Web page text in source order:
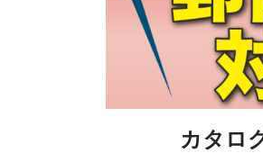
情報セキュリティ基
中核的労働要求事項に関
イベント運営
コンテンツ制作
周年事業
採用プロモーション
カタロ